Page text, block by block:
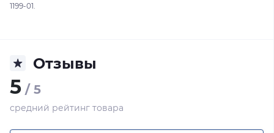
1199-01.
Отзывы
5 / 5
средний рейтинг товара